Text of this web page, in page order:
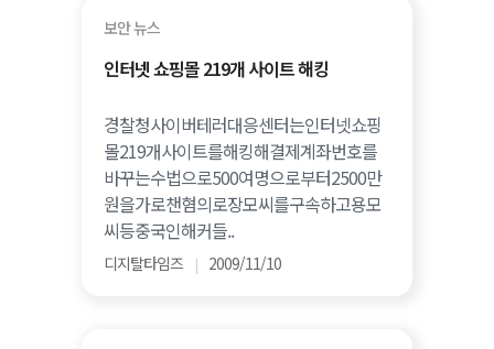
보안 뉴스
인터넷 쇼핑몰 219개 사이트 해킹
경찰청사이버테러대응센터는인터넷쇼핑
몰219개사이트를해킹해결제계좌번호를
바꾸는수법으로500여명으로부터2500만
원을가로챈혐의로장모씨를구속하고용모
씨등중국인해커들..
디지탈타임즈 | 2009/11/10